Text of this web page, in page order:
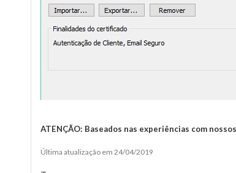
ATENÇÃO: Baseados nas experiências com
Última atualização em 24/04/2019